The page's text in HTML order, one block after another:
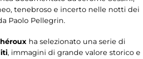
tenebroso e incerto nelle notti dei
Paolo Pellegrin.
ha selezionato una serie di
, immagini di grande valore storico e